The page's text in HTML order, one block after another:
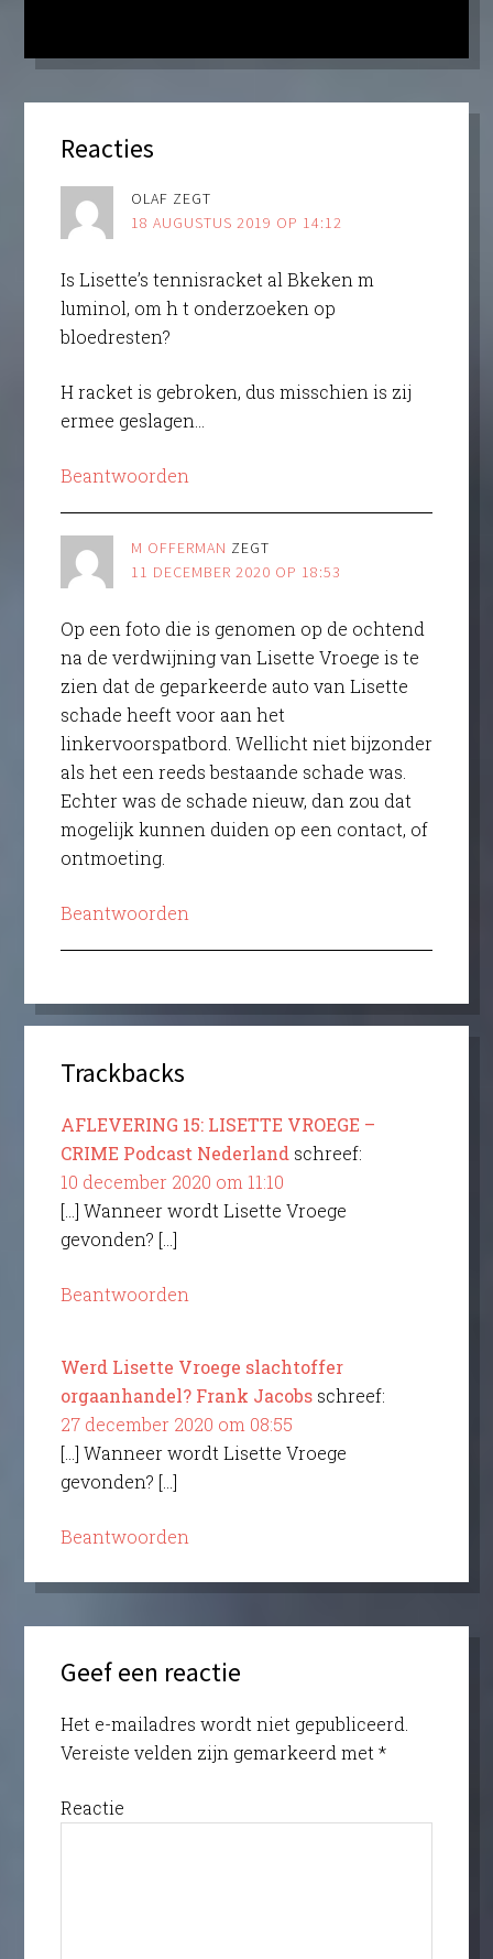
Reacties
OLAF ZEGT
18 AUGUSTUS 2019 OP 14:12
Is Lisette’s tennisracket al Bkeken m
luminol, om h t onderzoeken op
bloedresten?
H racket is gebroken, dus misschien is zij
ermee geslagen…
Beantwoorden
M OFFERMAN ZEGT
11 DECEMBER 2020 OP 18:53
Op een foto die is genomen op de ochtend
na de verdwijning van Lisette Vroege is te
zien dat de geparkeerde auto van Lisette
schade heeft voor aan het
linkervoorspatbord. Wellicht niet bijzonder
als het een reeds bestaande schade was.
Echter was de schade nieuw, dan zou dat
mogelijk kunnen duiden op een contact, of
ontmoeting.
Beantwoorden
Trackbacks
AFLEVERING 15: LISETTE VROEGE –
CRIME Podcast Nederland schreef:
10 december 2020 om 11:10
[…] Wanneer wordt Lisette Vroege
gevonden? […]
Beantwoorden
Werd Lisette Vroege slachtoffer
orgaanhandel? Frank Jacobs schreef:
27 december 2020 om 08:55
[…] Wanneer wordt Lisette Vroege
gevonden? […]
Beantwoorden
Geef een reactie
Het e-mailadres wordt niet gepubliceerd.
Vereiste velden zijn gemarkeerd met *
Reactie